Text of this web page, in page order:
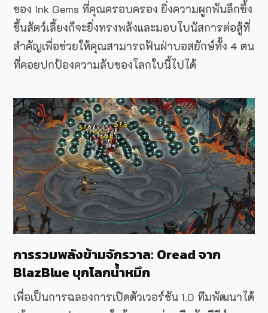
ของ Ink Gems ที่คุณครอบครอง ยิ่งความผูกพันลึกซึ้ง
ขึ้นสัตว์เลี้ยงก็จะยิ่งทรงพลังและมอบโบนัสการต่อสู้ที่
สำคัญเพื่อช่วยให้คุณสามารถฟันฝ่าบอสยักษ์ทั้ง 4 ตน
ที่คอยปกป้องความลับของโลกใบนี้ไปได้
การรวมพลังข้ามจักรวาล: Oread จาก
BlazBlue บุกโลกน้ำหมึก
เพื่อเป็นการฉลองการเปิดตัวเวอร์ชัน 1.0 ทีมพัฒนาได้